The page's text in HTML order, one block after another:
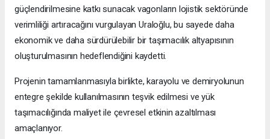
güçlendirilmesine katkı sunacak vagonların lojistik sektöründe
verimliliği artıracağını vurgulayan Uraloğlu, bu sayede daha
ekonomik ve daha sürdürülebilir bir taşımacılık altyapısının
oluşturulmasının hedeflendiğini kaydetti.
Projenin tamamlanmasıyla birlikte, karayolu ve demiryolunun
entegre şekilde kullanılmasının teşvik edilmesi ve yük
taşımacılığında maliyet ile çevresel etkinin azaltılması
amaçlanıyor.